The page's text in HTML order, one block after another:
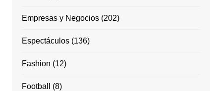
Empresas y Negocios(202)
Espectáculos(136)
Fashion (12)
Football (8)